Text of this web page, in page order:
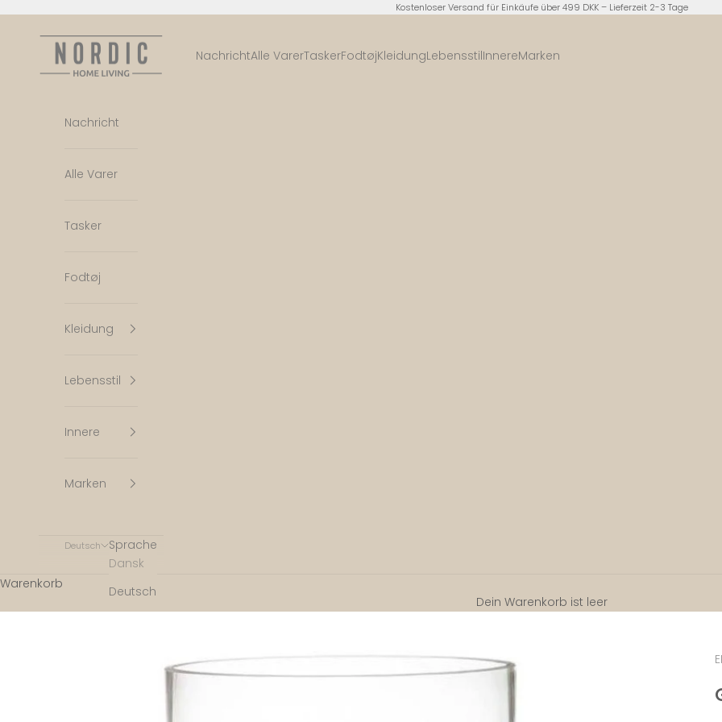
Kostenloser Versand für Einkäufe über 499 DKK – Lieferzeit 2-3 Tage
Nordic Home Living
NachrichtAlle VarerTaskerFodtøjKleidungLebensstilInnereMarken
Nachricht
Alle Varer
Tasker
Fodtøj
Kleidung
Lebensstil
Innere
Marken
Deutsch
Sprache
Dansk
Deutsch
Warenkorb
Dein Warenkorb ist leer